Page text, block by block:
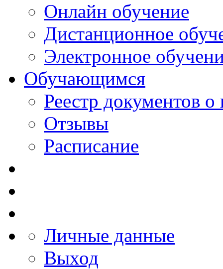
Онлайн обучение
Дистанционное
Электронное
Обучающимся
Реестр документов
Отзывы
Расписание
Личные данные
Выход